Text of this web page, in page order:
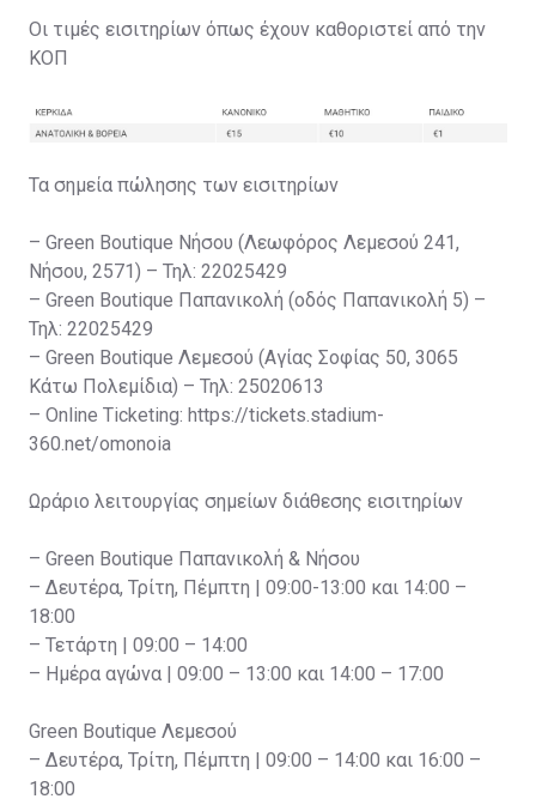
Οι τιμές εισιτηρίων όπως έχουν καθοριστεί από την
ΚΟΠ
Τα σημεία πώλησης των εισιτηρίων
– Green Boutique Νήσου (Λεωφόρος Λεμεσού 241,
Νήσου, 2571) – Τηλ: 22025429
– Green Boutique Παπανικολή (οδός Παπανικολή 5) –
Τηλ: 22025429
– Green Boutique Λεμεσού (Αγίας Σοφίας 50, 3065
Κάτω Πολεμίδια) – Τηλ: 25020613
– Online Ticketing: https://tickets.stadium-
360.net/omonoia
Ωράριο λειτουργίας σημείων διάθεσης εισιτηρίων
– Green Boutique Παπανικολή & Νήσου
– Δευτέρα, Τρίτη, Πέμπτη | 09:00-13:00 και 14:00 –
18:00
– Τετάρτη | 09:00 – 14:00
– Ημέρα αγώνα | 09:00 – 13:00 και 14:00 – 17:00
Green Boutique Λεμεσού
– Δευτέρα, Τρίτη, Πέμπτη | 09:00 – 14:00 και 16:00 –
18:00